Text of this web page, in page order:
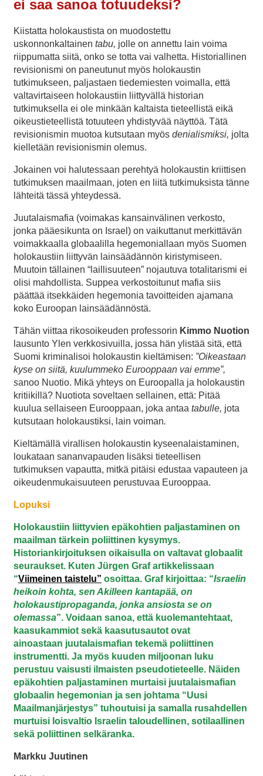
ei saa sanoa totuudeksi?
Kiistatta holokaustista on muodostettu
uskonnonkaltainen tabu, jolle on annettu lain voima
riippumatta siitä, onko se totta vai valhetta. Historiallinen
revisionismi on paneutunut myös holokaustin
tutkimukseen, paljastaen tiedemiesten voimalla, että
valtavirtaiseen holokaustiin liittyvällä historian
tutkimuksella ei ole minkään kaltaista tieteellistä eikä
oikeustieteellistä totuuteen yhdistyvää näyttöä. Tätä
revisionismin muotoa kutsutaan myös denialismiksi, jolta
kielletään revisionismin olemus.
Jokainen voi halutessaan perehtyä holokaustin kriittisen
tutkimuksen maailmaan, joten en liitä tutkimuksista tänne
lähteitä tässä yhteydessä.
Juutalaismafia (voimakas kansainvälinen verkosto,
jonka pääesikunta on Israel) on vaikuttanut merkittävän
voimakkaalla globaalilla hegemoniallaan myös Suomen
holokaustiin liittyvän lainsäädännön kiristymiseen.
Muutoin tällainen “laillisuuteen” nojautuva totalitarismi ei
olisi mahdollista. Suppea verkostoitunut mafia siis
päättää itsekkäiden hegemonia tavoitteiden ajamana
koko Euroopan lainsäädännöstä.
Tähän viittaa rikosoikeuden professorin Kimmo Nuotion
lausunto Ylen verkkosivuilla, jossa hän ylistää sitä, että
Suomi kriminalisoi holokaustin kieltämisen: ”Oikeastaan
kyse on siitä, kuulummeko Eurooppaan vai emme”,
sanoo Nuotio. Mikä yhteys on Euroopalla ja holokaustin
kritiikillä? Nuotiota soveltaen sellainen, että: Pitää
kuulua sellaiseen Eurooppaan, joka antaa tabulle, jota
kutsutaan holokaustiksi, lain voiman.
Kieltämällä virallisen holokaustin kyseenalaistaminen,
loukataan sananvapauden lisäksi tieteellisen
tutkimuksen vapautta, mitkä pitäisi edustaa vapauteen ja
oikeudenmukaisuuteen perustuvaa Eurooppaa.
Lopuksi
Holokaustiin liittyvien epäkohtien paljastaminen on
maailman tärkein poliittinen kysymys.
Historiankirjoituksen oikaisulla on valtavat globaalit
seuraukset. Kuten Jürgen Graf artikkelissaan
“Viimeinen taistelu” osoittaa. Graf kirjoittaa: “Israelin
heikoin kohta, sen Akilleen kantapää, on
holokaustipropaganda, jonka ansiosta se on
olemassa”. Voidaan sanoa, että kuolemantehtaat,
kaasukammiot sekä kaasutusautot ovat
ainoastaan juutalaismafian tekemä poliittinen
instrumentti. Ja myös kuuden miljoonan luku
perustuu vaisusti ilmaisten pseudotieteelle. Näiden
epäkohtien paljastaminen murtaisi juutalaismafian
globaalin hegemonian ja sen johtama “Uusi
Maailmanjärjestys” tuhoutuisi ja samalla rusahdellen
murtuisi loisvaltio Israelin taloudellinen, sotilaallinen
sekä poliittinen selkäranka.
Markku Juutinen